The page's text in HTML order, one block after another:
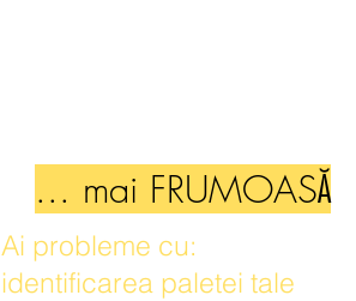
... mai FRUMOASĂ
Ai probleme cu:
identificarea paletei tale